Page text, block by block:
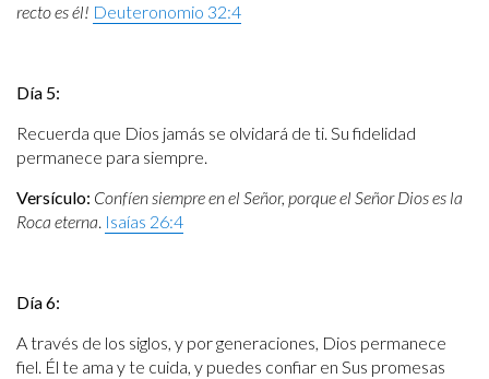
recto es él! Deuteronomio 32:4
Día 5:
Recuerda que Dios jamás se olvidará de ti. Su fidelidad
permanece para siempre.
Versículo: Confíen siempre en el Señor, porque el Señor Dios es la
Roca eterna. Isaías 26:4
Día 6:
A través de los siglos, y por generaciones, Dios permanece
fiel. Él te ama y te cuida, y puedes confiar en Sus promesas